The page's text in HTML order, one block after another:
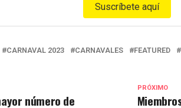
Suscríbete aquí
CARNAVAL 2023 CARNAVALES FEATURED
PRÓXIMO
número de